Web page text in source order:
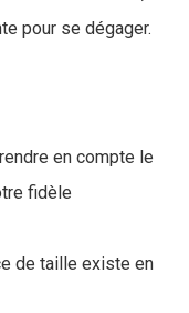
pour se dégager.
en compte le
fidèle
de taille existe en